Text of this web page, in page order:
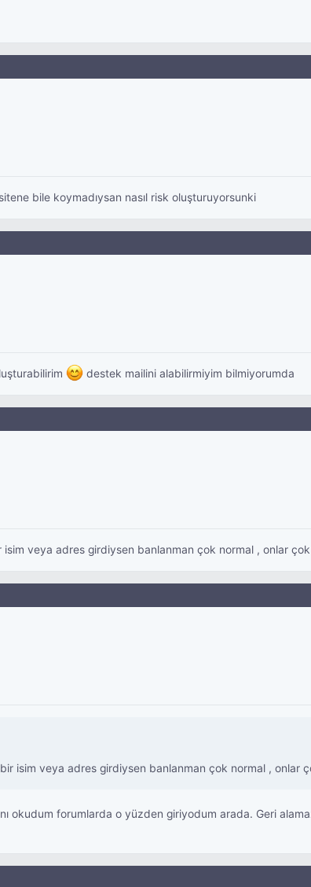
bile koymadıysan nasıl risk oluşturuyorsunki
destek mailini alabilirmiyim bilmiyorumda
isim veya adres girdiysen banlanman çok normal , onlar
bir isim veya adres girdiysen banlanman çok normal , onlar
okudum forumlarda o yüzden giriyodum arada. Geri